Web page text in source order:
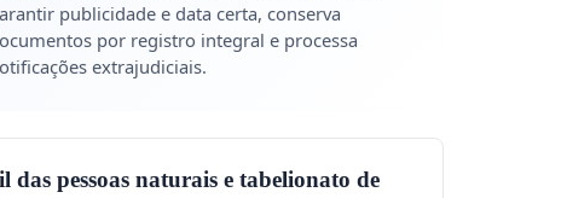
publicidade e data certa, conserva
por registro integral e processa
extrajudiciais.
das pessoas naturais e tabelionato de